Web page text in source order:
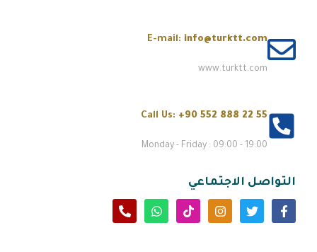
E-mail: info@turktt.com
www.turktt.com
Call Us: +90 552 888 22 55
Monday - Friday : 09:00 - 19:00
التواصل الاجتماعي